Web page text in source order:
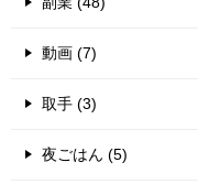
動画 (7)
取手 (3)
夜ごはん (5)